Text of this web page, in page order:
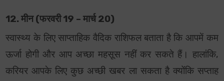
12. मीन (फरवरी 19 – मार्च 20)
स्वास्थ्य के लिए साप्ताहिक वैदिक राशिफल बताता है कि आपमें कम
ऊर्जा होगी और आप अच्छा महसूस नहीं कर सकते हैं। हालांकि,
करियर आपके लिए कुछ अच्छी खबर ला सकता है क्योंकि सप्ताह